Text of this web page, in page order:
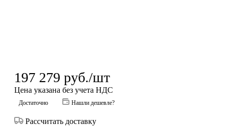
197 279 руб./шт
Цена указана без учета НДС
Достаточно Нашли дешевле?
Рассчитать доставку